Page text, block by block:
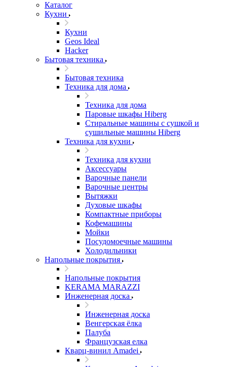
Каталог
Кухни
Кухни
Geos Ideal
Hacker
Бытовая техника
Бытовая техника
Техника для дома
Техника для дома
Паровые шкафы Hiberg
Стиральные машины с сушкой и
сушильные машины Hiberg
Техника для кухни
Техника для кухни
Аксессуары
Варочные панели
Варочные центры
Вытяжки
Духовые шкафы
Компактные приборы
Кофемашины
Мойки
Посудомоечные машины
Холодильники
Напольные покрытия
Напольные покрытия
KERAMA MARAZZI
Инженерная доска
Инженерная доска
Венгерская ёлка
Палуба
Французская елка
Кварц-винил Amadei